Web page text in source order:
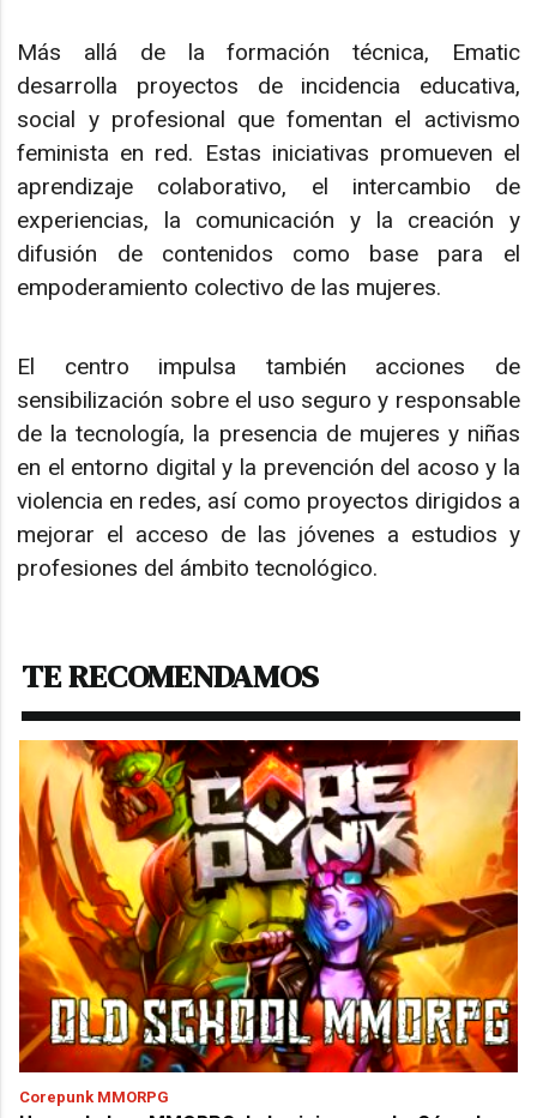
Más allá de la formación técnica, Ematic
desarrolla proyectos de incidencia educativa,
social y profesional que fomentan el activismo
feminista en red. Estas iniciativas promueven el
aprendizaje colaborativo, el intercambio de
experiencias, la comunicación y la creación y
difusión de contenidos como base para el
empoderamiento colectivo de las mujeres.
El centro impulsa también acciones de
sensibilización sobre el uso seguro y responsable
de la tecnología, la presencia de mujeres y niñas
en el entorno digital y la prevención del acoso y la
violencia en redes, así como proyectos dirigidos a
mejorar el acceso de las jóvenes a estudios y
profesiones del ámbito tecnológico.
TE RECOMENDAMOS
Corepunk MMORPG